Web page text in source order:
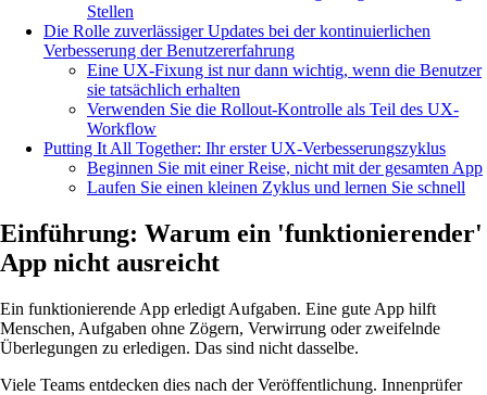
Stellen
Die Rolle zuverlässiger Updates bei der kontinuierlichen
Verbesserung der Benutzererfahrung
Eine UX-Fixung ist nur dann wichtig, wenn die Benutzer
sie tatsächlich erhalten
Verwenden Sie die Rollout-Kontrolle als Teil des UX-
Workflow
Putting It All Together: Ihr erster UX-Verbesserungszyklus
Beginnen Sie mit einer Reise, nicht mit der gesamten App
Laufen Sie einen kleinen Zyklus und lernen Sie schnell
Einführung: Warum ein 'funktionierender'
App nicht ausreicht
Ein funktionierende App erledigt Aufgaben. Eine gute App hilft
Menschen, Aufgaben ohne Zögern, Verwirrung oder zweifelnde
Überlegungen zu erledigen. Das sind nicht dasselbe.
Viele Teams entdecken dies nach der Veröffentlichung. Innenprüfer